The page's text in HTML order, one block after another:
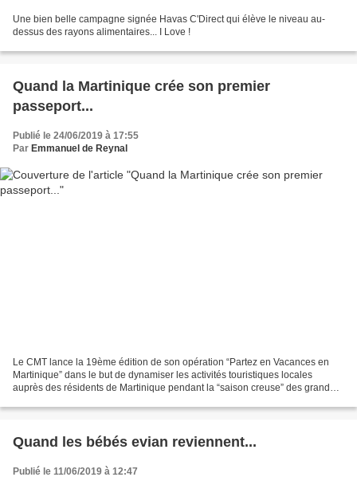
Une bien belle campagne signée Havas C'Direct qui élève le niveau au-
dessus des rayons alimentaires... I Love !
Quand la Martinique crée son premier
passeport...
Publié le 24/06/2019 à 17:55
Par Emmanuel de Reynal
Le CMT lance la 19ème édition de son opération “Partez en Vacances en
Martinique” dans le but de dynamiser les activités touristiques locales
auprès des résidents de Martinique pendant la “saison creuse” des grandes
Quand les bébés evian reviennent...
Publié le 11/06/2019 à 12:47